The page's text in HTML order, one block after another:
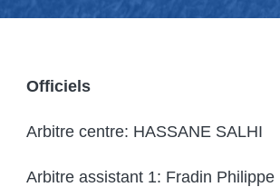
Officiels
Arbitre centre: HASSANE SALHI
Arbitre assistant 1: Fradin Philippe